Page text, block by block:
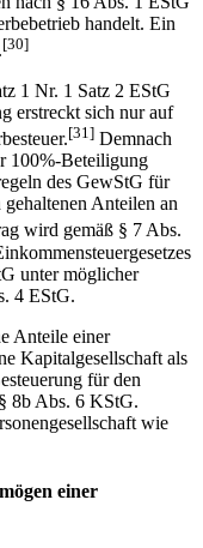
handelt. Ein
[30]
1 Nr. 1 Satz 2 EStG
erstreckt sich nur auf
[31] Demnach
100%-Beteiligung
des GewStG für
Anteilen an
wird gemäß § 7 Abs.
unter möglicher
4 EStG.
Anteile einer
Kapitalgesellschaft als
für den
8b Abs. 6 KStG.
wie
einer